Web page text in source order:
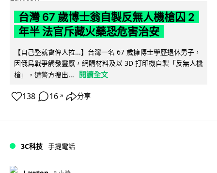
台灣 67 歲博士翁自製反無人機槍囚 2
年半 法官斥藏火藥恐危害治安
【自己整就會俾人拉...】台灣一名 67 歲擁博士學歷退休男子，
因俄烏戰爭觸發靈感，網購材料及以 3D 打印機自製「反無人機
槍」，遭警方搜出...
閱讀全文
138 16 ↗ 分享
3C科技 手提電話